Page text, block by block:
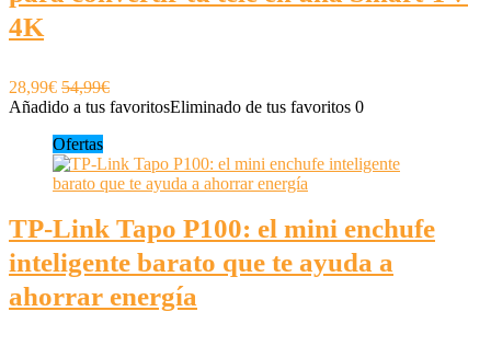
4K
28,99€ 54,99€
Añadido a tus favoritosEliminado de tus favoritos 0
Ofertas
TP-Link Tapo P100: el mini enchufe
inteligente barato que te ayuda a
ahorrar energía